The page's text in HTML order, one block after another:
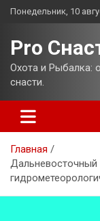
Перейти
Понедельник, 10
Pro
Охота и Рыбалка:
снасти.
Главная
Дальневосточный